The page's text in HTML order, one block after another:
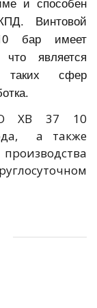
Винтовой
бар имеет
является
таких сфер
XB 37 10
а также